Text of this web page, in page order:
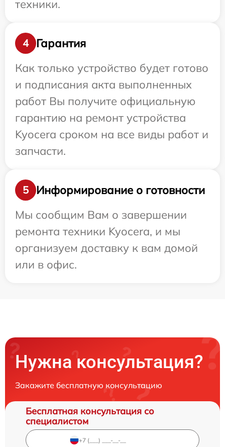
техники.
4
Гарантия
Как только устройство будет готово
и подписания акта выполненных
работ Вы получите официальную
гарантию на ремонт устройства
Kyocera сроком на все виды работ и
запчасти.
5
Информирование о готовности
Мы сообщим Вам о завершении
ремонта техники Kyocera, и мы
организуем доставку к вам домой
или в офис.
Нужна консультация?
Закажите бесплатную консультацию
Бесплатная консультация со
специалистом